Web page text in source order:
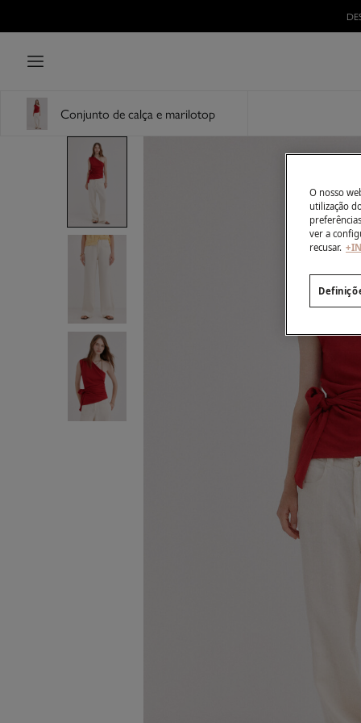
Conjunto de calça e marilotop
O nosso
utilização
ver a
recusar.